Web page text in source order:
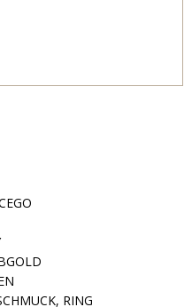
RING